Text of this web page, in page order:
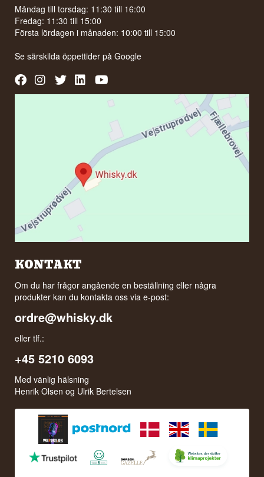
Måndag till torsdag: 11:30 till 16:00
Fredag: 11:30 till 15:00
Första lördagen i månaden: 10:00 till 15:00
Se särskilda öppettider påGoogle
KONTAKT
Om du har frågor angående en beställning eller några
produkter kan du kontakta oss via e-post:
ordre@whisky.dk
eller tlf.:
+45 5210 6093
Med vänlig hälsning
Henrik Olsen og Ulrik Bertelsen